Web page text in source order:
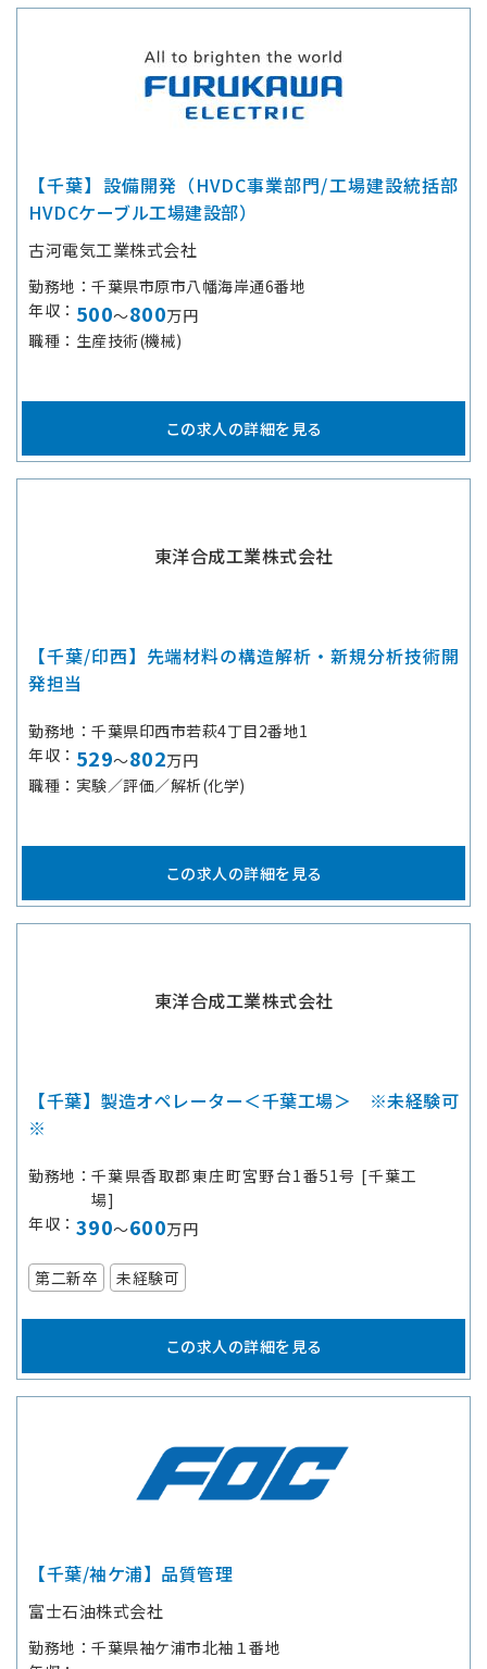
【千葉】設備開発（HVDC事業部門/工場建設統括部
HVDCケーブル工場建設部）
古河電気工業株式会社
勤務地
千葉県市原市八幡海岸通6番地
年収
500～800万円
職種
生産技術(機械)
この求人の詳細を見る
東洋合成工業株式会社
【千葉/印西】先端材料の構造解析・新規分析技術開
発担当
勤務地
千葉県印西市若萩4丁目2番地1
年収
529～802万円
職種
実験／評価／解析(化学)
この求人の詳細を見る
東洋合成工業株式会社
【千葉】製造オペレーター＜千葉工場＞ ※未経験可
※
勤務地
千葉県香取郡東庄町宮野台1番51号 [千葉工
場]
年収
390～600万円
第二新卒 未経験可
この求人の詳細を見る
【千葉/袖ケ浦】品質管理
富士石油株式会社
勤務地
千葉県袖ケ浦市北袖１番地